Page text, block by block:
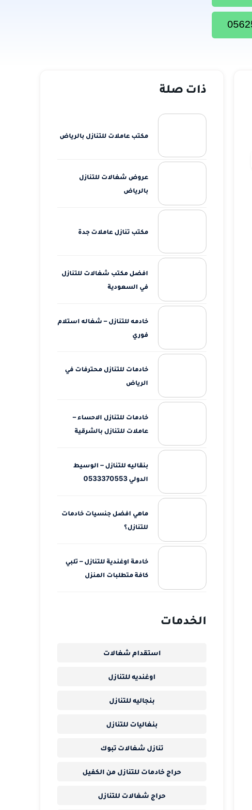
ذات صلة
مكتب عاملات للتنازل بالرياض
عروض شغالات للتنازل
بالرياض
مكتب تنازل عاملات جدة
افضل مكتب شغالات للتنازل
في السعودية
خادمه للتنازل – شغاله استلام
فوري
خادمات للتنازل محترفات في
الرياض
خادمات للتنازل الاحساء –
عاملات للتنازل بالشرقية
بنقاليه للتنازل – الوسيط
الدولي 0533370553
ماهي افضل جنسيات خادمات
للتنازل؟
خادمة اوغندية للتنازل – تلبي
كافة متطلبات المنزل
الخدمات
استقدام شغالات
اوغنديه للتنازل
بنجاليه للتنازل
بنغاليات للتنازل
تنازل شغالات تبوك
حراج خادمات للتنازل من الكفيل
حراج شغالات للتنازل